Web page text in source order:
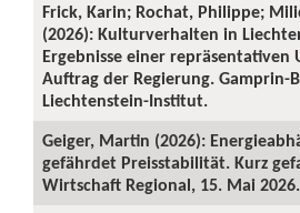
Frick, Karin; Rochat, Philippe;
(2026): Kulturverhalten in
Ergebnisse einer repräsentativen
Auftrag der Regierung. Gamprin-
Liechtenstein-Institut.
Geiger, Martin (2026):
gefährdet Preisstabilität. Kurz
Wirtschaft Regional, 15. Mai 2026.